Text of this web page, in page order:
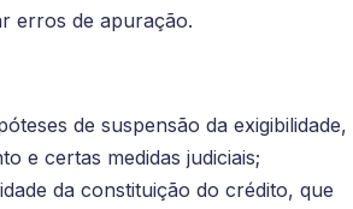
erros de apuração.
de suspensão da exigibilidade,
e certas medidas judiciais;
da constituição do crédito, que